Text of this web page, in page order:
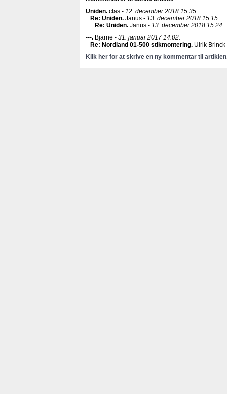
Uniden. clas - 12. december 2018 15:35.
Re: Uniden. Janus - 13. december 2018 15:15.
Re: Uniden. Janus - 13. december 2018 15:24.
---. Bjarne - 31. januar 2017 14:02.
Re: Nordland 01-500 stikmontering. Ulrik
Klik her for at skrive en ny kommentar til